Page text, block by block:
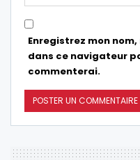
Enregistrez mon
dans ce navigateur
commenterai.